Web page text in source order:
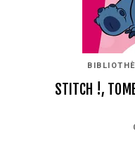
STITCH !,